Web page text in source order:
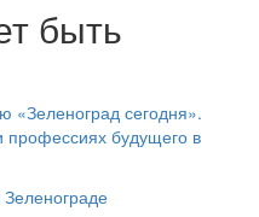
быть
«Зеленоград сегодня».
профессиях будущего в